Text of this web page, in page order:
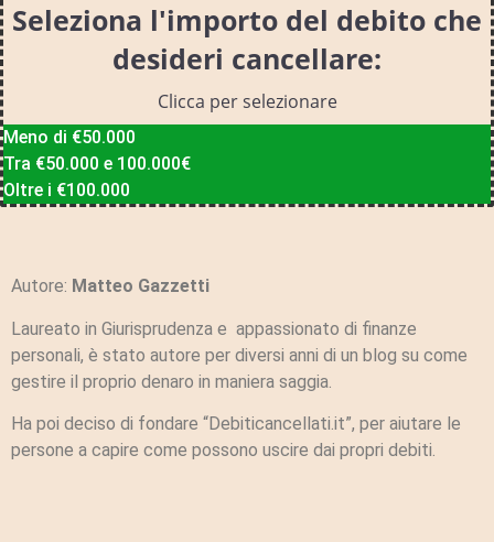
Seleziona l'importo del debito che
desideri cancellare:
Clicca per selezionare
Meno di €50.000
Tra €50.000 e 100.000€
Oltre i €100.000
Autore: Matteo Gazzetti
Laureato in Giurisprudenza e appassionato di finanze
personali, è stato autore per diversi anni di un blog su come
gestire il proprio denaro in maniera saggia.
Ha poi deciso di fondare “Debiticancellati.it”, per aiutare le
persone a capire come possono uscire dai propri debiti.